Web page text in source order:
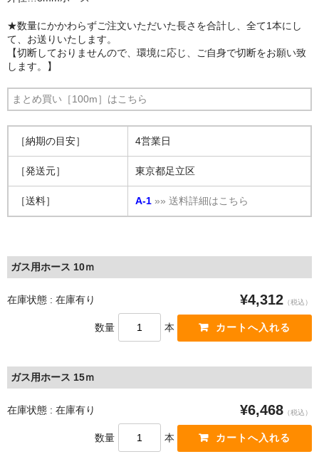
★数量にかかわらずご注文いただいた長さを合計し、全て1本にし
て、お送りいたします。
【切断しておりませんので、環境に応じ、ご自身で切断をお願い致
します。】
まとめ買い［100m］はこちら
［納期の目安］ 4営業日
［発送元］ 東京都足立区
［送料］ A-1 »» 送料詳細はこちら
ガス用ホース 10ｍ
在庫状態 : 在庫有り ¥4,312 （税込）
数量 本
ガス用ホース 15ｍ
在庫状態 : 在庫有り ¥6,468 （税込）
数量 本